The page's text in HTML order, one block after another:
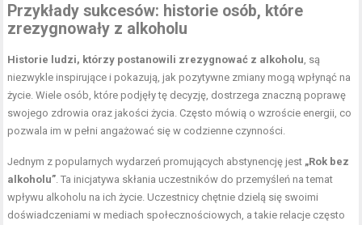
Przykłady sukcesów: historie osób, które
zrezygnowały z alkoholu
Historie ludzi, którzy postanowili zrezygnować z alkoholu , są
niezwykle inspirujące i pokazują, jak pozytywne zmiany mogą wpłynąć na
życie. Wiele osób, które podjęły tę decyzję, dostrzega znaczną poprawę
swojego zdrowia oraz jakości życia. Często mówią o wzroście energii, co
pozwala im w pełni angażować się w codzienne czynności.
Jednym z popularnych wydarzeń promujących abstynencję jest „Rok bez
alkoholu” . Ta inicjatywa skłania uczestników do przemyśleń na temat
wpływu alkoholu na ich życie. Uczestnicy chętnie dzielą się swoimi
doświadczeniami w mediach społecznościowych, a takie relacje często